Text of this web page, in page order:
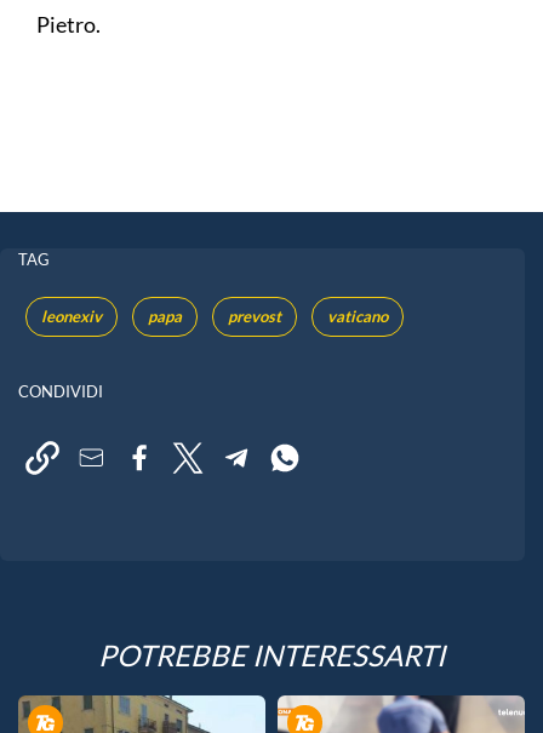
Pietro.
TAG
leonexiv papa prevost vaticano
CONDIVIDI
POTREBBE INTERESSARTI